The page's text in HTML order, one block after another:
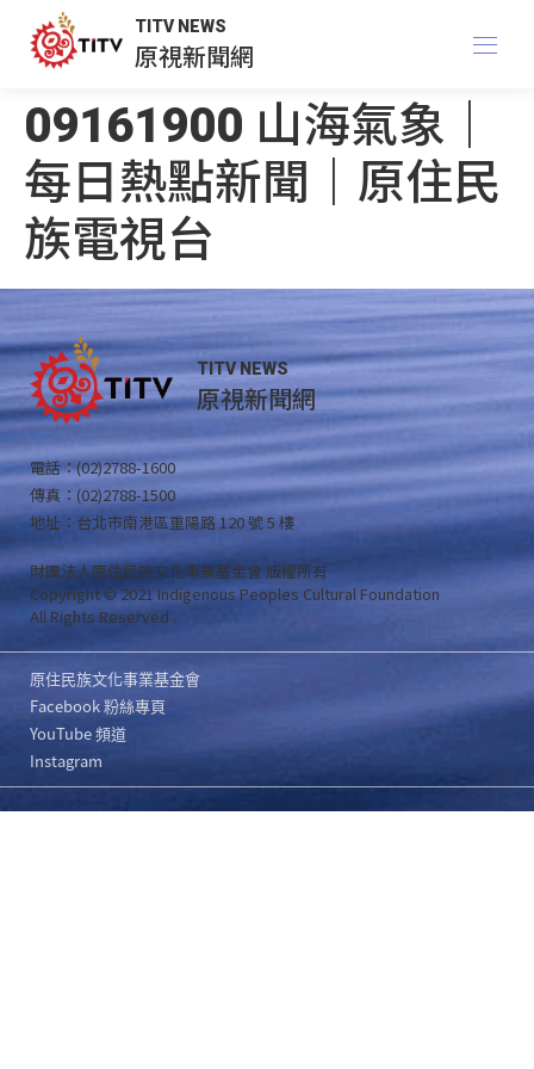
TITV NEWS
原視新聞網
09161900 山海氣象｜
每日熱點新聞｜原住民
族電視台
TITV NEWS
原視新聞網
電話：(02)2788-1600
傳真：(02)2788-1500
地址：台北市南港區重陽路 120 號 5 樓
財團法人原住民族文化事業基金會 版權所有
Copyright © 2021 Indigenous Peoples Cultural Foundation
All Rights Reserved .
原住民族文化事業基金會
Facebook 粉絲專頁
YouTube 頻道
Instagram